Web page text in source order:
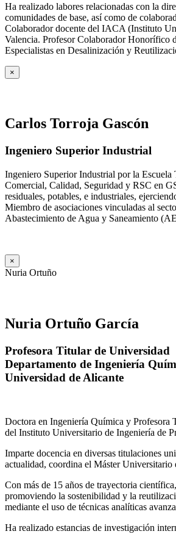
Ha realizado labores relacionadas con la
comunidades de base, así como de
Colaborador docente del IACA (Instituto
Valencia. Profesor Colaborador Honorífico
Especialistas en Desalinización y
×
Carlos Torroja Gascón
Ingeniero Superior Industrial
Ingeniero Superior Industrial por la
Comercial, Calidad, Seguridad y RSC en
residuales, potables, e industriales,
Miembro de asociaciones vinculadas al
Abastecimiento de Agua y Saneamiento
×
Nuria Ortuño
Nuria Ortuño García
Profesora Titular de Universidad
Departamento de Ingeniería
Universidad de Alicante
Doctora en Ingeniería Química y
del Instituto Universitario de Ingeniería de
Imparte docencia en diversas titulaciones
actualidad, coordina el Máster Universitario
Con más de 15 años de trayectoria
promoviendo la sostenibilidad y la
mediante el uso de técnicas analíticas
Ha realizado estancias de investigación